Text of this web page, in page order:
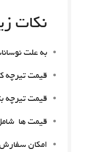
نکات
به علت
قیمت تیرچه
قیمت تیرچه
قیمت ها
امکان